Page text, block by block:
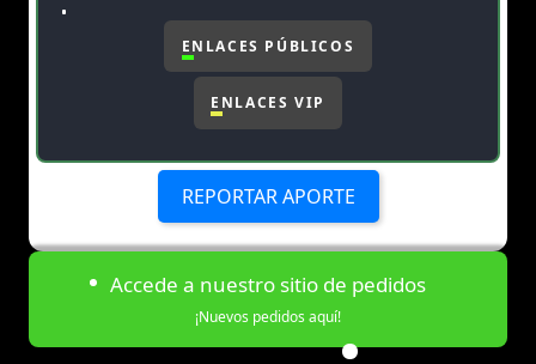
ENLACES PÚBLICOS
ENLACES VIP
REPORTAR APORTE
Accede a nuestro sitio de pedidos
¡Nuevos pedidos aquí!